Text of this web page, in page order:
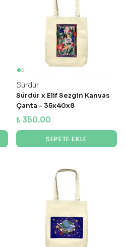
Sürdür
Sürdür x Elif Sezgin Kanvas
Çanta - 35x40x8
₺ 350.00
SEPETE EKLE